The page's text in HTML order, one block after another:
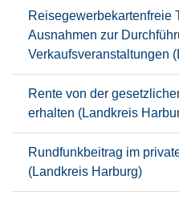
Reisegewerbekartenfreie
Ausnahmen zur
Verkaufsveranstaltungen
Rente von der
erhalten (Landkreis
Rundfunkbeitrag im
(Landkreis Harburg)